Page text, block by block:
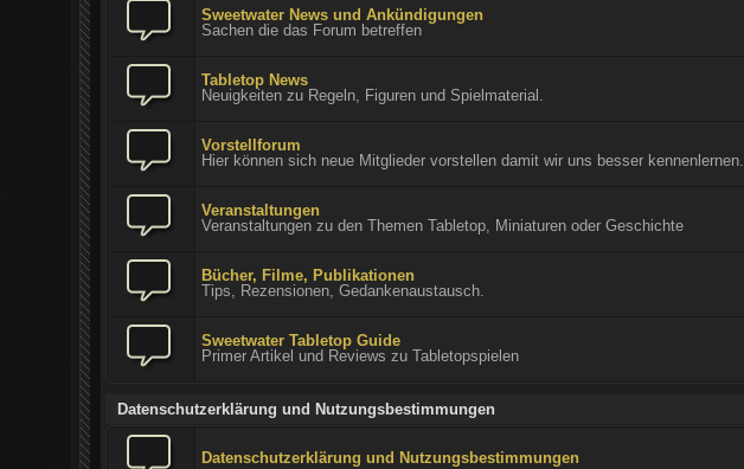
Sweetwater News und Ankündigungen
Sachen die das Forum betreffen
Tabletop News
Neuigkeiten zu Regeln, Figuren und Spielmaterial.
Vorstellforum
Hier können sich neue Mitglieder vorstellen damit wir uns besser kennenlernen.
Veranstaltungen
Veranstaltungen zu den Themen Tabletop, Miniaturen oder Geschichte
Bücher, Filme, Publikationen
Tips, Rezensionen, Gedankenaustausch.
Sweetwater Tabletop Guide
Primer Artikel und Reviews zu Tabletopspielen
Datenschutzerklärung und Nutzungsbestimmungen
Datenschutzerklärung und Nutzungsbestimmungen